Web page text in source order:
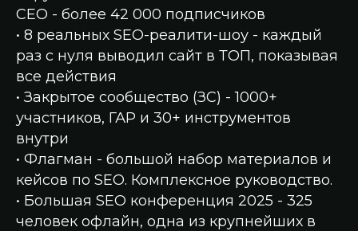
СЕО - более 42 000 подписчиков
• 8 реальных SEO-реалити-шоу - каждый
раз с нуля выводил сайт в ТОП, показывая
все действия
• Закрытое сообщество (ЗС) - 1000+
участников, ГАР и 30+ инструментов
внутри
• Флагман - большой набор материалов и
кейсов по SEO. Комплексное руководство.
• Большая SEO конференция 2025 - 325
человек офлайн, одна из крупнейших в